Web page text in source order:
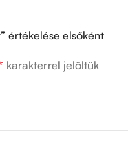
értékelése elsőként
karakterrel jelöltük